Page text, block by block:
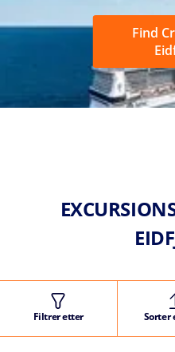
Find
Filtrer etter Sorter